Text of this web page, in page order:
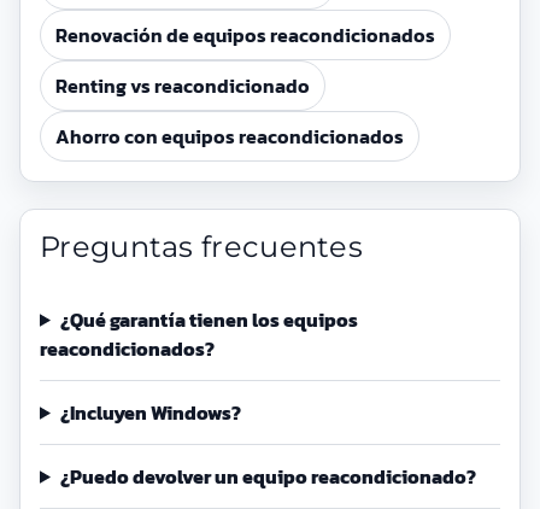
Renovación de equipos reacondicionados
Renting vs reacondicionado
Ahorro con equipos reacondicionados
Preguntas frecuentes
¿Qué garantía tienen los equipos
reacondicionados?
¿Incluyen Windows?
¿Puedo devolver un equipo reacondicionado?